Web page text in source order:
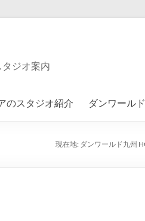
ジオ案内
のスタジオ紹介 ダンワール
現在地: ダンワールド九州